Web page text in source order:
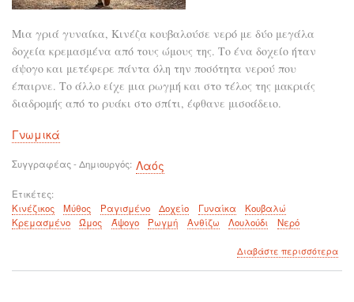
Μια γριά γυναίκα, Κινέζα κουβαλούσε νερό με δύο μεγάλα
δοχεία κρεμασμένα από τους ώμους της. Το ένα δοχείο ήταν
άψογο και μετέφερε πάντα όλη την ποσότητα νερού που
έπαιρνε. Το άλλο είχε μια ρωγμή και στο τέλος της μακριάς
διαδρομής από το ρυάκι στο σπίτι, έφθανε μισοάδειο.
Γνωμικά
Συγγραφέας - Δημιουργός Λαός
Ετικέτες
Κινέζικος
Μύθος Ραγισμένο Δοχείο Γυναίκα
Κουβαλώ
Κρεμασμένο
Ώμος Άψογο Ρωγμή Ανθίζω Λουλούδι Νερό
Διαβάστε περισσότεραγια